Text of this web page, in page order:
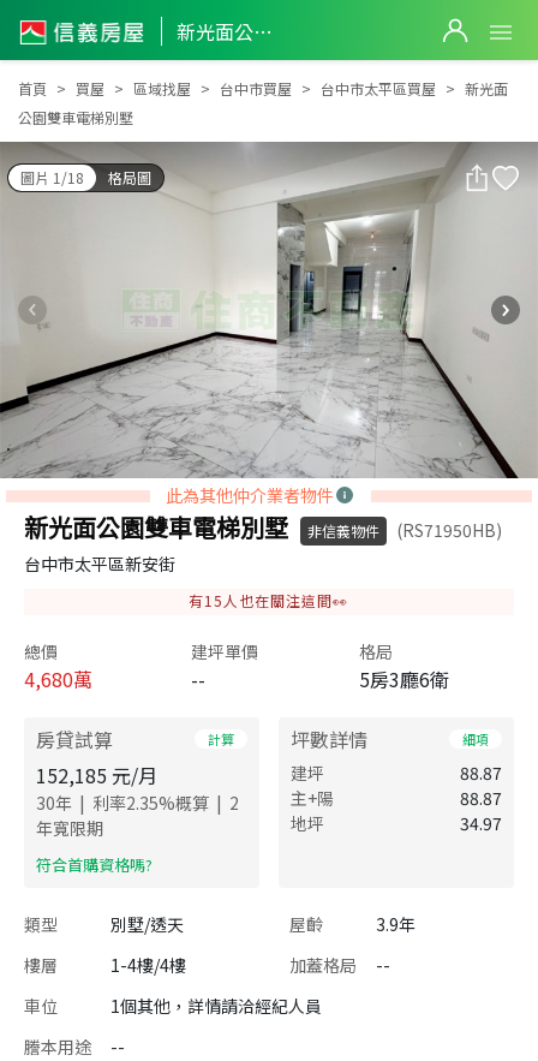
新光面公園雙車電梯別墅
新光面公園雙車電梯別墅
首頁 買屋 區域找屋 台中市買屋 台中市太平區買屋
新光面
公園雙車電梯別墅
圖片 1/18 格局圖
此為其他仲介業者物件
新光面公園雙車電梯別墅 非信義物件
(RS71950HB)
台中市太平區新安街
有15 人也在關注這間👀
總價
4,680萬
建坪單價
--
格局
5房3廳6衛
房貸試算 計算
152,185 元/月
30年 | 利率2.35%概算 | 2
年寬限期
​符合首購資格嗎?
坪數詳情 細項
建坪
88.87
主+陽
88.87
地坪
34.97
類型 別墅/透天 屋齡
3.9年
樓層
1-4樓/4樓 加蓋格局
--
車位
1個其他，詳情請洽經紀人員
謄本用途
--